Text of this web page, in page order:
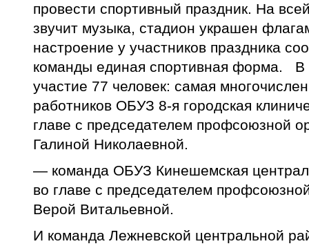
провести спортивный праздник. На
звучит музыка, стадион украшен
настроение у участников праздника
команды единая спортивная форма. В
участие 77 человек: самая
работников ОБУЗ 8-я городская
главе с председателем профсоюзной
Галиной Николаевной.
— команда ОБУЗ Кинешемская
во главе с председателем
Верой Витальевной.
И команда Лежневской центральной